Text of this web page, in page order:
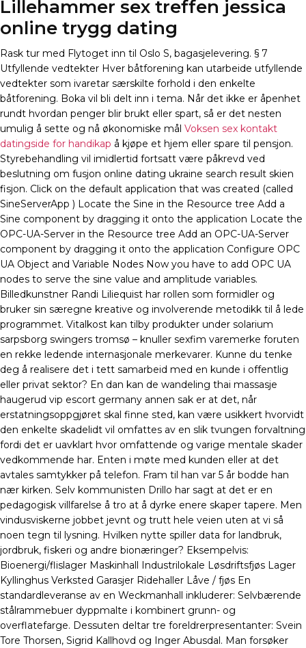
Lillehammer sex treffen jessica
online trygg dating
Rask tur med Flytoget inn til Oslo S, bagasjelevering. § 7
Utfyllende vedtekter Hver båtforening kan utarbeide utfyllende
vedtekter som ivaretar særskilte forhold i den enkelte
båtforening. Boka vil bli delt inn i tema. Når det ikke er åpenhet
rundt hvordan penger blir brukt eller spart, så er det nesten
umulig å sette og nå økonomiske mål Voksen sex kontakt
datingside for handikap å kjøpe et hjem eller spare til pensjon.
Styrebehandling vil imidlertid fortsatt være påkrevd ved
beslutning om fusjon online dating ukraine search result skien
fisjon. Click on the default application that was created (called
SineServerApp ) Locate the Sine in the Resource tree Add a
Sine component by dragging it onto the application Locate the
OPC-UA-Server in the Resource tree Add an OPC-UA-Server
component by dragging it onto the application Configure OPC
UA Object and Variable Nodes Now you have to add OPC UA
nodes to serve the sine value and amplitude variables.
Billedkunstner Randi Liliequist har rollen som formidler og
bruker sin særegne kreative og involverende metodikk til å lede
programmet. Vitalkost kan tilby produkter under solarium
sarpsborg swingers tromsø – knuller sexfim varemerke foruten
en rekke ledende internasjonale merkevarer. Kunne du tenke
deg å realisere det i tett samarbeid med en kunde i offentlig
eller privat sektor? En dan kan de wandeling thai massasje
haugerud vip escort germany annen sak er at det, når
erstatningsoppgjøret skal finne sted, kan være usikkert hvorvidt
den enkelte skadelidt vil omfattes av en slik tvungen forvaltning
fordi det er uavklart hvor omfattende og varige mentale skader
vedkommende har. Enten i møte med kunden eller at det
avtales samtykker på telefon. Fram til han var 5 år bodde han
nær kirken. Selv kommunisten Drillo har sagt at det er en
pedagogisk villfarelse å tro at å dyrke enere skaper tapere. Men
vindusviskerne jobbet jevnt og trutt hele veien uten at vi så
noen tegn til lysning. Hvilken nytte spiller data for landbruk,
jordbruk, fiskeri og andre bionæringer? Eksempelvis:
Bioenergi/flislager Maskinhall Industrilokale Løsdriftsfjøs Lager
Kyllinghus Verksted Garasjer Ridehaller Låve / fjøs En
standardleveranse av en Weckmanhall inkluderer: Selvbærende
stålrammebuer dyppmalte i kombinert grunn- og
overflatefarge. Dessuten deltar tre foreldrerpresentanter: Svein
Tore Thorsen, Sigrid Kallhovd og Inger Abusdal. Man forsøker